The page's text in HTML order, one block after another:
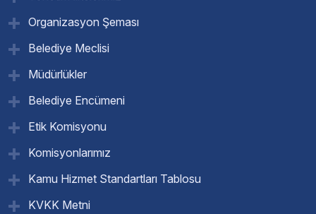
Organizasyon Şeması
Belediye Meclisi
Müdürlükler
Belediye Encümeni
Etik Komisyonu
Komisyonlarımız
Kamu Hizmet Standartları Tablosu
KVKK Metni